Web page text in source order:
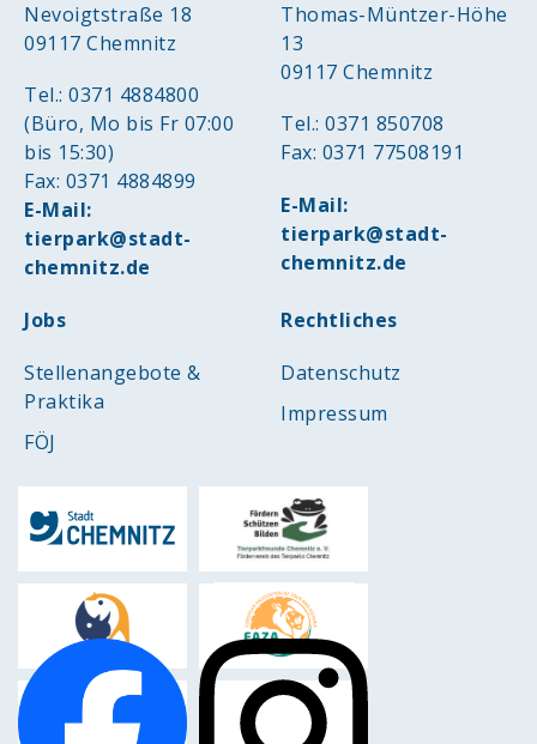
Nevoigtstraße 18
09117 Chemnitz
Tel.: 0371 4884800
(Büro, Mo bis Fr 07:00
bis 15:30)
Fax: 0371 4884899
E-Mail:
tierpark@stadt-
chemnitz.de
Thomas-Müntzer-Höhe
13
09117 Chemnitz
Tel.: 0371 850708
Fax: 0371 77508191
E-Mail:
tierpark@stadt-
chemnitz.de
Jobs
Stellenangebote &
Praktika
FÖJ
Rechtliches
Datenschutz
Impressum